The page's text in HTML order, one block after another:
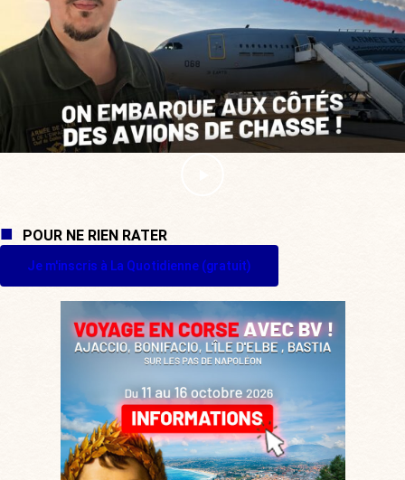
POUR NE RIEN RATER
Je m'inscris à La Quotidienne (gratuit)